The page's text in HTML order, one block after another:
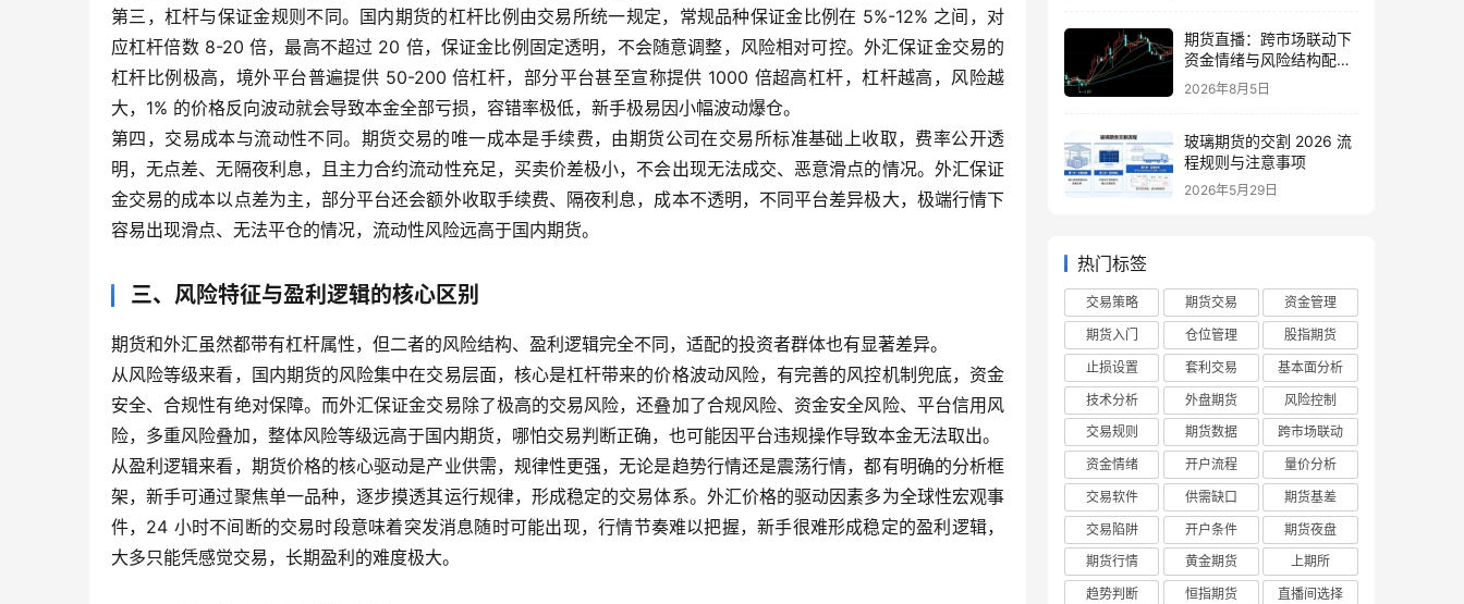
第三，杠杆与保证金规则不同。国内期货的杠杆比例由交易所统一规定，常规品种保证金比例在 5%-12% 之间，对
应杠杆倍数 8-20 倍，最高不超过 20 倍，保证金比例固定透明，不会随意调整，风险相对可控。外汇保证金交易的
杠杆比例极高，境外平台普遍提供 50-200 倍杠杆，部分平台甚至宣称提供 1000 倍超高杠杆，杠杆越高，风险越
大，1% 的价格反向波动就会导致本金全部亏损，容错率极低，新手极易因小幅波动爆仓。
第四，交易成本与流动性不同。期货交易的唯一成本是手续费，由期货公司在交易所标准基础上收取，费率公开透
明，无点差、无隔夜利息，且主力合约流动性充足，买卖价差极小，不会出现无法成交、恶意滑点的情况。外汇保证
金交易的成本以点差为主，部分平台还会额外收取手续费、隔夜利息，成本不透明，不同平台差异极大，极端行情下
容易出现滑点、无法平仓的情况，流动性风险远高于国内期货。
三、风险特征与盈利逻辑的核心区别
期货和外汇虽然都带有杠杆属性，但二者的风险结构、盈利逻辑完全不同，适配的投资者群体也有显著差异。
从风险等级来看，国内期货的风险集中在交易层面，核心是杠杆带来的价格波动风险，有完善的风控机制兜底，资金
安全、合规性有绝对保障。而外汇保证金交易除了极高的交易风险，还叠加了合规风险、资金安全风险、平台信用风
险，多重风险叠加，整体风险等级远高于国内期货，哪怕交易判断正确，也可能因平台违规操作导致本金无法取出。
从盈利逻辑来看，期货价格的核心驱动是产业供需，规律性更强，无论是趋势行情还是震荡行情，都有明确的分析框
架，新手可通过聚焦单一品种，逐步摸透其运行规律，形成稳定的交易体系。外汇价格的驱动因素多为全球性宏观事
件，24 小时不间断的交易时段意味着突发消息随时可能出现，行情节奏难以把握，新手很难形成稳定的盈利逻辑，
大多只能凭感觉交易，长期盈利的难度极大。
期货直播：跨市场联动下
资金情绪与风险结构配置
逻辑
2026年8月5日
玻璃期货的交割 2026 流
程规则与注意事项
2026年5月29日
热门标签
交易策略 期货交易
资金管理
期货入门
仓位管理
股指期货
止损设置
套利交易
基本面分析
技术分析
外盘期货
风险控制
交易规则
期货数据
跨市场联动
资金情绪
开户流程
量价分析
交易软件
供需缺口
期货基差
交易陷阱
开户条件
期货夜盘
期货行情
黄金期货
上期所
趋势判断
恒指期货 直播间选择